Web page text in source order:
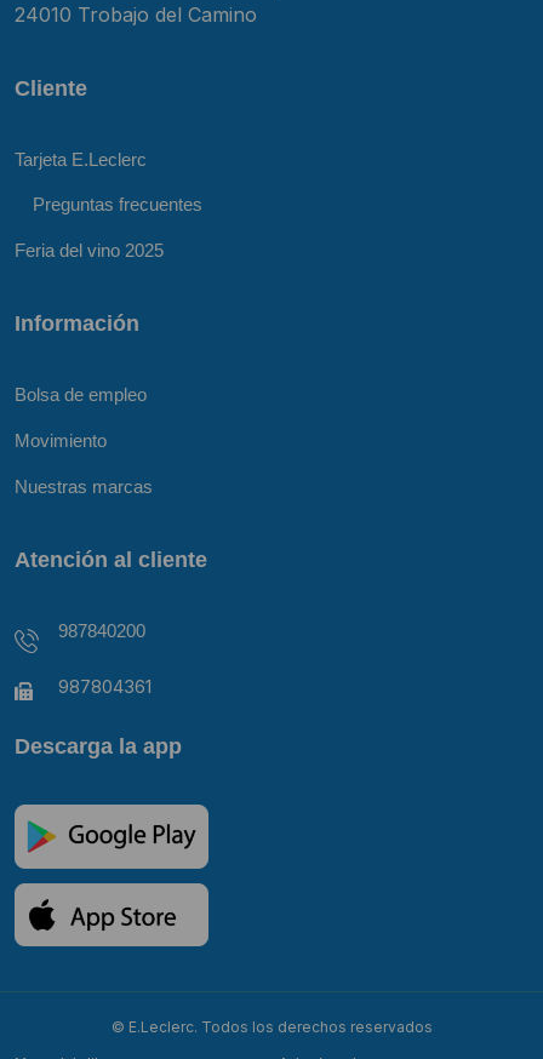
24010 Trobajo del Camino
Cliente
Tarjeta E.Leclerc
Preguntas frecuentes
Feria del vino 2025
Información
Bolsa de empleo
Movimiento
Nuestras marcas
Atención al cliente
987840200
987804361
Descarga la app
© E.Leclerc. Todos los derechos reservados